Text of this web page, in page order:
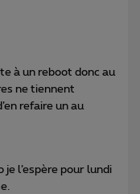
à un reboot donc au
ne tiennent
refaire un au
l’espère pour lundi